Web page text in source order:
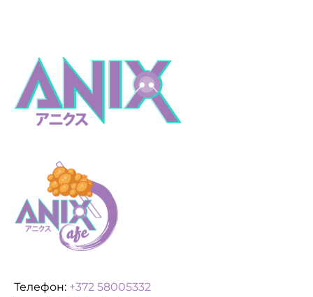
Телефон: +372 58005332